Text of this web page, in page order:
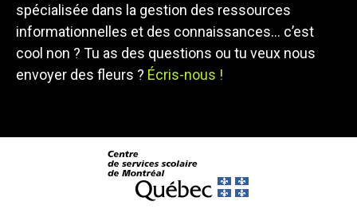
spécialisée dans la gestion des ressources
informationnelles et des connaissances… c’est
cool non ? Tu as des questions ou tu veux nous
envoyer des fleurs ? Écris-nous !